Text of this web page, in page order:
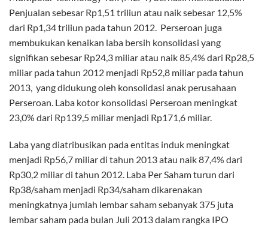
Penjualan sebesar Rp1,51 triliun atau naik sebesar 12,5%
dari Rp1,34 triliun pada tahun 2012. Perseroan juga
membukukan kenaikan laba bersih konsolidasi yang
signifikan sebesar Rp24,3 miliar atau naik 85,4% dari Rp28,5
miliar pada tahun 2012 menjadi Rp52,8 miliar pada tahun
2013, yang didukung oleh konsolidasi anak perusahaan
Perseroan. Laba kotor konsolidasi Perseroan meningkat
23,0% dari Rp139,5 miliar menjadi Rp171,6 miliar.
Laba yang diatribusikan pada entitas induk meningkat
menjadi Rp56,7 miliar di tahun 2013 atau naik 87,4% dari
Rp30,2 miliar di tahun 2012. Laba Per Saham turun dari
Rp38/saham menjadi Rp34/saham dikarenakan
meningkatnya jumlah lembar saham sebanyak 375 juta
lembar saham pada bulan Juli 2013 dalam rangka IPO